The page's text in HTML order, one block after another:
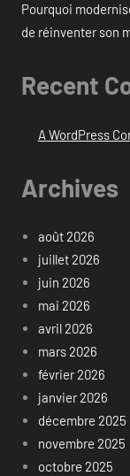
Pourquoi
de réinventer son
Recent
A WordPress
Archives
août 2026
juillet 2026
juin 2026
mai 2026
avril 2026
mars 2026
février 2026
janvier 2026
décembre 2025
novembre 2025
octobre 2025